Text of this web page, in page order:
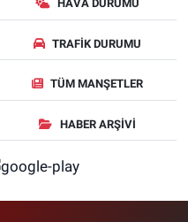
HAVA DURUMU
TRAFIK DURUMU
TÜM MANŞETLER
HABER ARŞIVI